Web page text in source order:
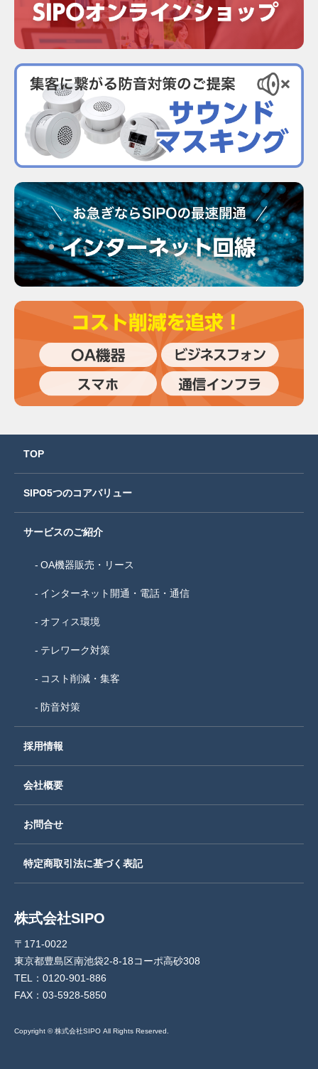
TOP
SIPO5つのコアバリュー
サービスのご紹介
OA機器販売・リース
インターネット開通・電話・通信
オフィス環境
テレワーク対策
コスト削減・集客
防音対策
採用情報
会社概要
お問合せ
特定商取引法に基づく表記
株式会社SIPO
〒171-0022
東京都豊島区南池袋2-8-18コーポ高砂308
TEL：0120-901-886
FAX：03-5928-5850
Copyright © 株式会社SIPO All Rights Reserved.